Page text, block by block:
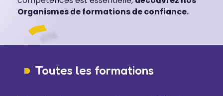
Organismes de formations de confiance.
Toutes les formations